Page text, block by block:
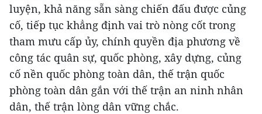
luyện, khả năng sẵn sàng chiến đấu được củng
cố, tiếp tục khẳng định vai trò nòng cốt trong
tham mưu cấp ủy, chính quyền địa phương về
công tác quân sự, quốc phòng, xây dựng, củng
cố nền quốc phòng toàn dân, thế trận quốc
phòng toàn dân gắn với thế trận an ninh nhân
dân, thế trận lòng dân vững chắc.